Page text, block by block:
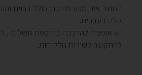
המוצר אינו מגיע מורכב: כולל ברגים
קלה בעברית.
יש אופציה להרכבה בתוספת תשלום ,
להתקשר לשירות הלקוחות.